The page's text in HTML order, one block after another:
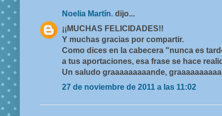
Noelia Martín. dijo...
¡¡MUCHAS FELICIDADES!!
Y muchas gracias por compartir.
Como dices en la cabecera "nunca es
a tus aportaciones, esa frase se hace
Un saludo graaaaaaaaande,
27 de noviembre de 2011 a las 11:02